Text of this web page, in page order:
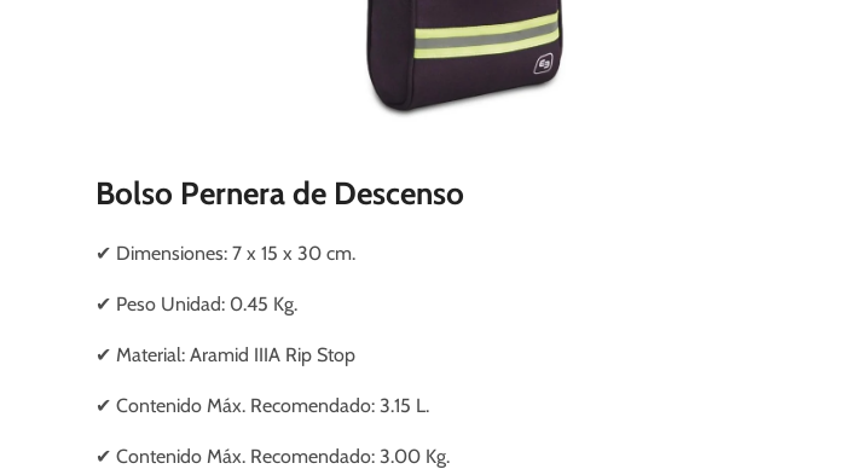
Bolso Pernera de Descenso
✔ Dimensiones: 7 x 15 x 30 cm.
✔ Peso Unidad: 0.45 Kg.
✔ Material: Aramid IIIA Rip Stop
✔ Contenido Máx. Recomendado: 3.15 L.
✔ Contenido Máx. Recomendado: 3.00 Kg.